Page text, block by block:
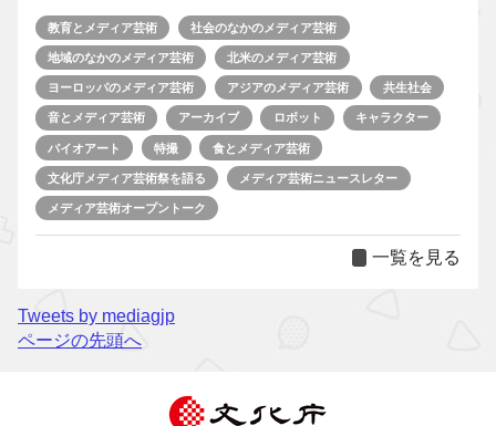
教育とメディア芸術 社会のなかのメディア芸術
地域のなかのメディア芸術 北米のメディア芸術
ヨーロッパのメディア芸術 アジアのメディア芸術 共生社会
音とメディア芸術 アーカイブ ロボット キャラクター
バイオアート 特撮 食とメディア芸術
文化庁メディア芸術祭を語る メディア芸術ニュースレター
メディア芸術オープントーク
一覧を見る
Tweets by mediagjp
ページの先頭へ